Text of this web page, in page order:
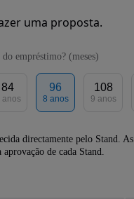
uma proposta.
empréstimo? (meses)
84
anos
96
8 anos
108
9 anos
directamente pelo Stand. As
de cada Stand.